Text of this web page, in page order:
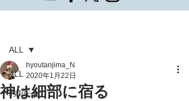
ALL
お知らせ
ALL
神は細部に宿る
hyoutanjima_N
2020年1月22日